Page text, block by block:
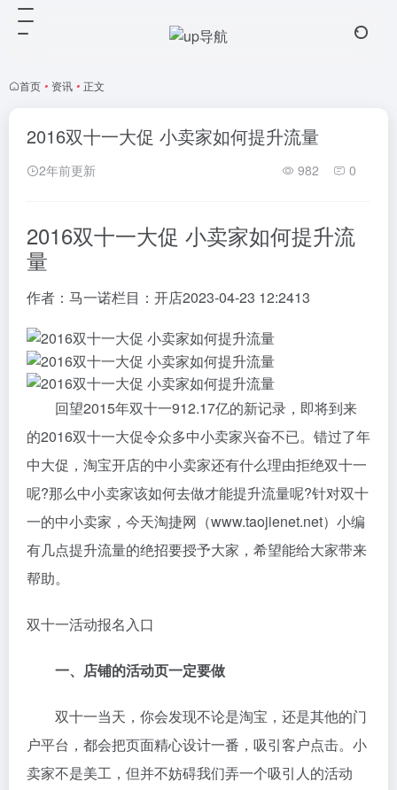
首页 • 资讯 • 正文
2016双十一大促 小卖家如何提升流量
2年前更新 982 0
2016双十一大促 小卖家如何提升流
量
作者： 马一诺栏目： 开店2023-04-23 12:2413
回望2015年双十一912.17亿的新记录，即将到来
的2016双十一大促令众多中小卖家兴奋不已。错过了年
中大促，淘宝开店的中小卖家还有什么理由拒绝双十一
呢?那么中小卖家该如何去做才能提升流量呢?针对双十
一的中小卖家，今天淘捷网（www.taojienet.net）小编
有几点提升流量的绝招要授予大家，希望能给大家带来
帮助。
双十一活动报名入口
一、店铺的活动页一定要做
双十一当天，你会发现不论是淘宝，还是其他的门
户平台，都会把页面精心设计一番，吸引客户点击。小
卖家不是美工，但并不妨碍我们弄一个吸引人的活动